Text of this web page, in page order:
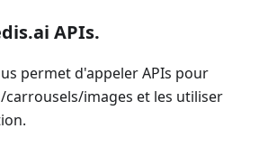
APIs.
permet d'appeler APIs pour
carrousels/images et les utiliser